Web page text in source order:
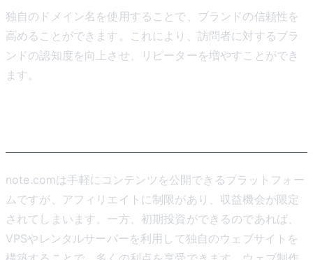
独自のドメイン名を使用することで、ブランドの信頼性を
高めることができます。これにより、訪問者に対するブラ
ンドの認知度を向上させ、リピーターを増やすことができ
ます。
note.comは手軽にコンテンツを公開できるプラットフォー
ムですが、アフィリエイトに制限があり、収益機会が限定
されてしまいます。一方、初期投資ができるのであれば、
VPSやレンタルサーバーを利用して独自のウェブサイトを